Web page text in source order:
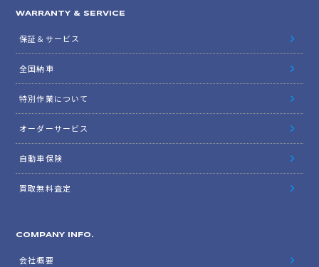
WARRANTY & SERVICE
保証＆サービス
全国納車
特別作業について
オーダーサービス
自動車保険
買取無料査定
COMPANY INFO.
会社概要